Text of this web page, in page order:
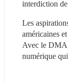
interdiction de
Les
américaines
Avec le
numérique